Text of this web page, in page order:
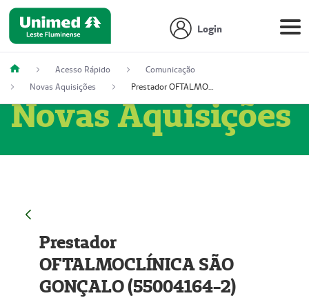
Login
Acesso Rápido
Comunicação
Novas Aquisições
Prestador OFTALMOCLÍNICA SÃO GONÇALO (55004164-2)
Novas Aquisições
Prestador
OFTALMOCLÍNICA SÃO
GONÇALO (55004164-2)